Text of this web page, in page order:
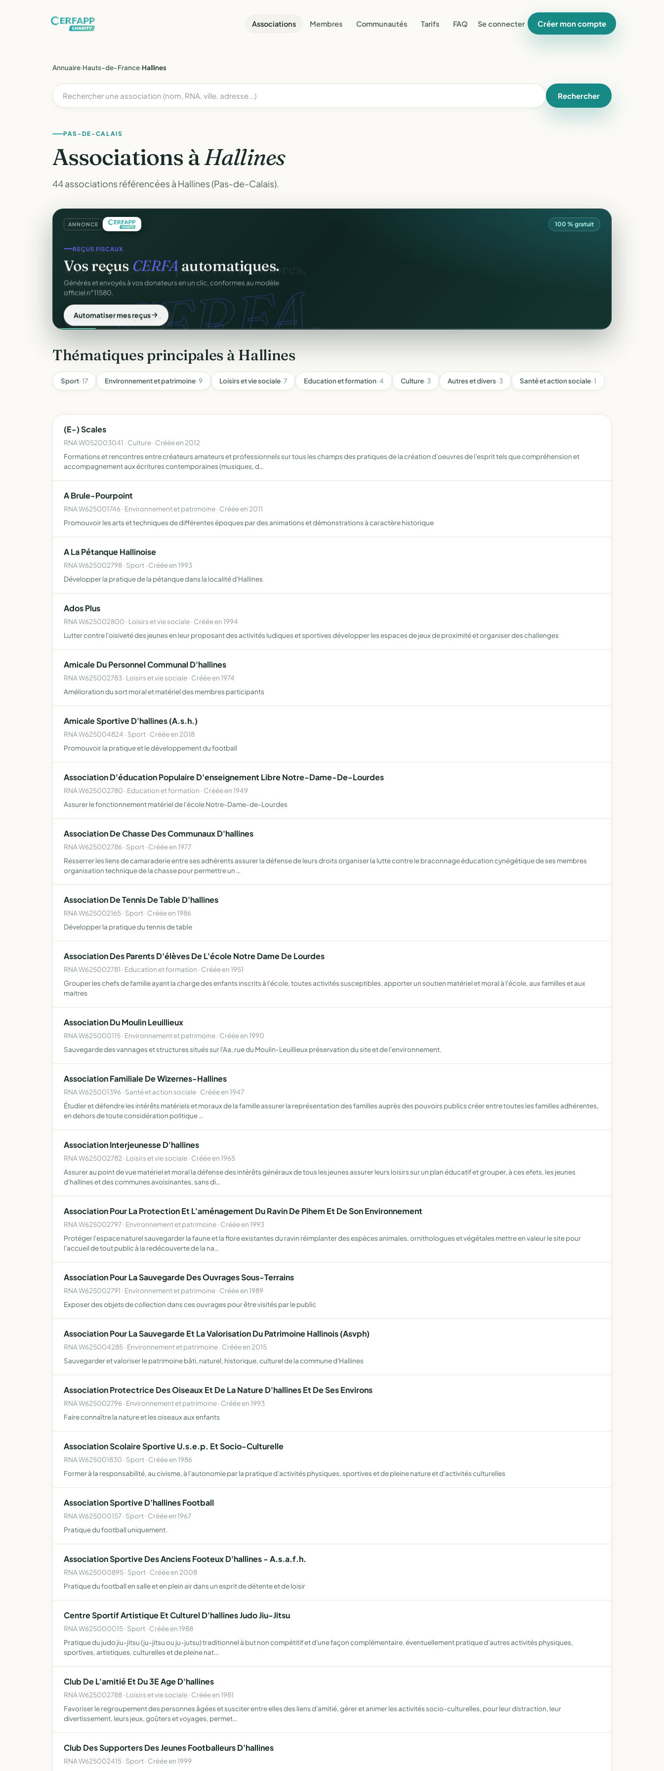
Associations Membres Communautés Tarifs FAQ Se connecter Créer mon compte
Annuaire›Hauts-de-France›Hallines
Rechercher
PAS-DE-CALAIS
Associations àHallines
44 associations référencées à Hallines (Pas-de-Calais).
ANNONCE 100 % gratuit
CERFA.
REÇUS FISCAUX
Vos reçus CERFA automatiques.
Générés et envoyés à vos donateurs en un clic, conformes au modèle
officiel n°11580.
Automatiser mes reçus
Thématiques principales à Hallines
Sport· 17 Environnement et patrimoine· 9 Loisirs et vie sociale· 7 Education et formation· 4 Culture· 3 Autres et divers· 3 Santé et action sociale· 1
(E-) Scales
RNA W052003041 · Culture · Créée en 2012
Formations et rencontres entre créateurs amateurs et professionnels sur tous les champs des pratiques de la création d'oeuvres de l'esprit tels que compréhension et
accompagnement aux écritures contemporaines (musiques, d…
A Brule-Pourpoint
RNA W625001746 · Environnement et patrimoine · Créée en 2011
Promouvoir les arts et techniques de différentes époques par des animations et démonstrations à caractère historique
A La Pétanque Hallinoise
RNA W625002798 · Sport · Créée en 1993
Développer la pratique de la pétanque dans la localité d'Hallines
Ados Plus
RNA W625002800 · Loisirs et vie sociale · Créée en 1994
Lutter contre l'oisiveté des jeunes en leur proposant des activités ludiques et sportives développer les espaces de jeux de proximité et organiser des challenges
Amicale Du Personnel Communal D'hallines
RNA W625002783 · Loisirs et vie sociale · Créée en 1974
Amélioration du sort moral et matériel des membres participants
Amicale Sportive D'hallines (A.s.h.)
RNA W625004824 · Sport · Créée en 2018
Promouvoir la pratique et le développement du football
Association D'éducation Populaire D'enseignement Libre Notre-Dame-De-Lourdes
RNA W625002780 · Education et formation · Créée en 1949
Assurer le fonctionnement matériel de l'école Notre-Dame-de-Lourdes
Association De Chasse Des Communaux D'hallines
RNA W625002786 · Sport · Créée en 1977
Resserrer les liens de camaraderie entre ses adhérents assurer la défense de leurs droits organiser la lutte contre le braconnage éducation cynégétique de ses membres
organisation technique de la chasse pour permettre un …
Association De Tennis De Table D'hallines
RNA W625002165 · Sport · Créée en 1986
Développer la pratique du tennis de table
Association Des Parents D'élèves De L'école Notre Dame De Lourdes
RNA W625002781 · Education et formation · Créée en 1951
Grouper les chefs de famille ayant la charge des enfants inscrits à l'école, toutes activités susceptibles, apporter un soutien matériel et moral à l'école, aux familles et aux
maitres
Association Du Moulin Leuillieux
RNA W625000115 · Environnement et patrimoine · Créée en 1990
Sauvegarde des vannages et structures situés sur l'Aa, rue du Moulin-Leuillieux préservation du site et de l'environnement.
Association Familiale De Wizernes-Hallines
RNA W625001396 · Santé et action sociale · Créée en 1947
Étudier et défendre les intérêts matériels et moraux de la famille assurer la représentation des familles auprès des pouvoirs publics créer entre toutes les familles adhérentes,
en dehors de toute considération politique …
Association Interjeunesse D'hallines
RNA W625002782 · Loisirs et vie sociale · Créée en 1965
Assurer au point de vue matériel et moral la défense des intérêts généraux de tous les jeunes assurer leurs loisirs sur un plan éducatif et grouper, à ces efets, les jeunes
d'hallines et des communes avoisinantes, sans di…
Association Pour La Protection Et L'aménagement Du Ravin De Pihem Et De Son Environnement
RNA W625002797 · Environnement et patrimoine · Créée en 1993
Protéger l'espace naturel sauvegarder la faune et la flore existantes du ravin réimplanter des espèces animales, ornithologues et végétales mettre en valeur le site pour
l'accueil de tout public à la redécouverte de la na…
Association Pour La Sauvegarde Des Ouvrages Sous-Terrains
RNA W625002791 · Environnement et patrimoine · Créée en 1989
Exposer des objets de collection dans ces ouvrages pour être visités par le public
Association Pour La Sauvegarde Et La Valorisation Du Patrimoine Hallinois (Asvph)
RNA W625004285 · Environnement et patrimoine · Créée en 2015
Sauvegarder et valoriser le patrimoine bâti, naturel, historique, culturel de la commune d'Hallines
Association Protectrice Des Oiseaux Et De La Nature D'hallines Et De Ses Environs
RNA W625002796 · Environnement et patrimoine · Créée en 1993
Faire connaître la nature et les oiseaux aux enfants
Association Scolaire Sportive U.s.e.p. Et Socio-Culturelle
RNA W625001830 · Sport · Créée en 1986
Former à la responsabilité, au civisme, à l'autonomie par la pratique d'activités physiques, sportives et de pleine nature et d'activités culturelles
Association Sportive D'hallines Football
RNA W625000157 · Sport · Créée en 1967
Pratique du football uniquement.
Association Sportive Des Anciens Footeux D'hallines - A.s.a.f.h.
RNA W625000895 · Sport · Créée en 2008
Pratique du football en salle et en plein air dans un esprit de détente et de loisir
Centre Sportif Artistique Et Culturel D'hallines Judo Jiu-Jitsu
RNA W625000015 · Sport · Créée en 1988
Pratique du judo jiu-jitsu (ju-jitsu ou ju-jutsu) traditionnel à but non compétitif et d'une façon complémentaire, éventuellement pratique d'autres activités physiques,
sportives, artistiques, culturelles et de pleine nat…
Club De L'amitié Et Du 3E Age D'hallines
RNA W625002788 · Loisirs et vie sociale · Créée en 1981
Favoriser le regroupement des personnes âgées et susciter entre elles des liens d'amitié, gérer et animer les activités socio-culturelles, pour leur distraction, leur
divertissement, leurs jeux, goûters et voyages, permet…
Club Des Supporters Des Jeunes Footballeurs D'hallines
RNA W625002415 · Sport · Créée en 1999